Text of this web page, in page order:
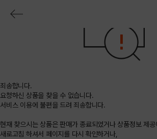
죄송합니다.
요청하신 상품을 찾을 수 없습니다.
서비스 이용에 불편을 드려 죄송합니다.
현재 찾으시는 상품은 판매가 종료되었거나 상품정보 제
새로고침 하셔서 페이지를 다시 확인하거나,